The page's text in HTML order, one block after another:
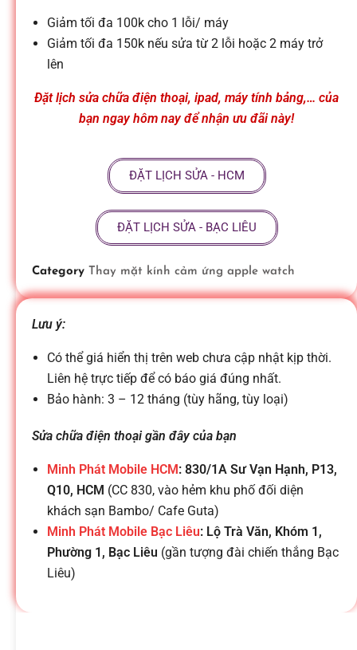
c
h
i
ệ
n
t
h
o
ạ
i
Giảm tối đa 100k cho 1 lỗi/ máy
Giảm tối đa 150k nếu sửa từ 2 lỗi hoặc 2 máy trở
lên
Đặt lịch sửa chữa điện thoại, ipad, máy tính bảng,… của
bạn ngay hôm nay để nhận ưu đãi này!
ĐẶT LỊCH SỬA - HCM
ĐẶT LỊCH SỬA - BẠC LIÊU
Category Thay mặt kính cảm ứng apple watch
Lưu ý:
Có thể giá hiển thị trên web chưa cập nhật kịp thời.
Liên hệ trực tiếp để có báo giá đúng nhất.
Bảo hành: 3 – 12 tháng (tùy hãng, tùy loại)
Sửa chữa điện thoại gần đây của bạn
Minh Phát Mobile HCM: 830/1A Sư Vạn Hạnh, P13,
Q10, HCM (CC 830, vào hẻm khu phố đối diện
khách sạn Bambo/ Cafe Guta)
Minh Phát Mobile Bạc Liêu: Lộ Trà Văn, Khóm 1,
Phường 1, Bạc Liêu (gần tượng đài chiến thắng Bạc
Liêu)